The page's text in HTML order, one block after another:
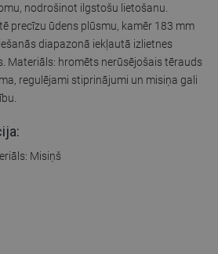
nodrošinot ilgstošu lietošanu.
precīzu ūdens plūsmu, kamēr 183 mm
diapazonā iekļautā izlietnes
Materiāls: hromēts nerūsējošais tērauds
regulējami stiprinājumi un misiņa gali
Misiņš